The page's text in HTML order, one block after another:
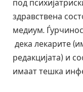
под
здравствена
медиум.
дека лекарите
редакцијата) и
имаат тешка